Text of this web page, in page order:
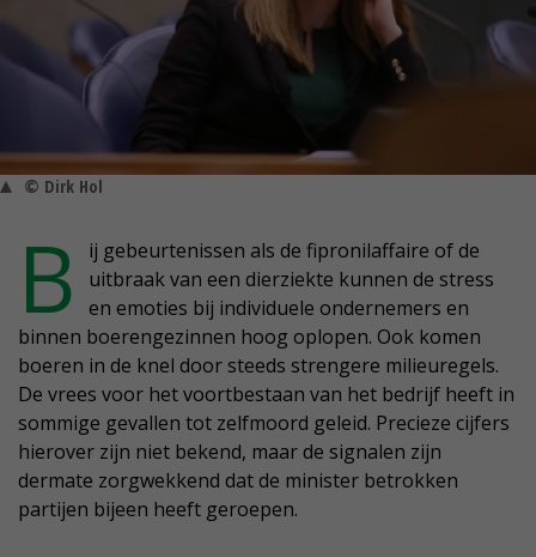
© Dirk Hol
B
ij gebeurtenissen als de fipronilaffaire of de
uitbraak van een dierziekte kunnen de stress
en emoties bij individuele ondernemers en
binnen boerengezinnen hoog oplopen. Ook komen
boeren in de knel door steeds strengere milieuregels.
De vrees voor het voortbestaan van het bedrijf heeft in
sommige gevallen tot zelfmoord geleid. Precieze cijfers
hierover zijn niet bekend, maar de signalen zijn
dermate zorgwekkend dat de minister betrokken
partijen bijeen heeft geroepen.